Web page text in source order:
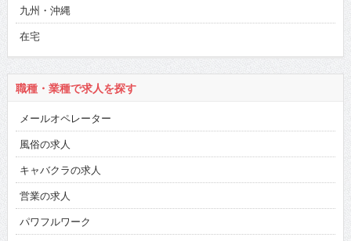
九州・沖縄
在宅
職種・業種で求人を探す
メールオペレーター
風俗の求人
キャバクラの求人
営業の求人
パワフルワーク